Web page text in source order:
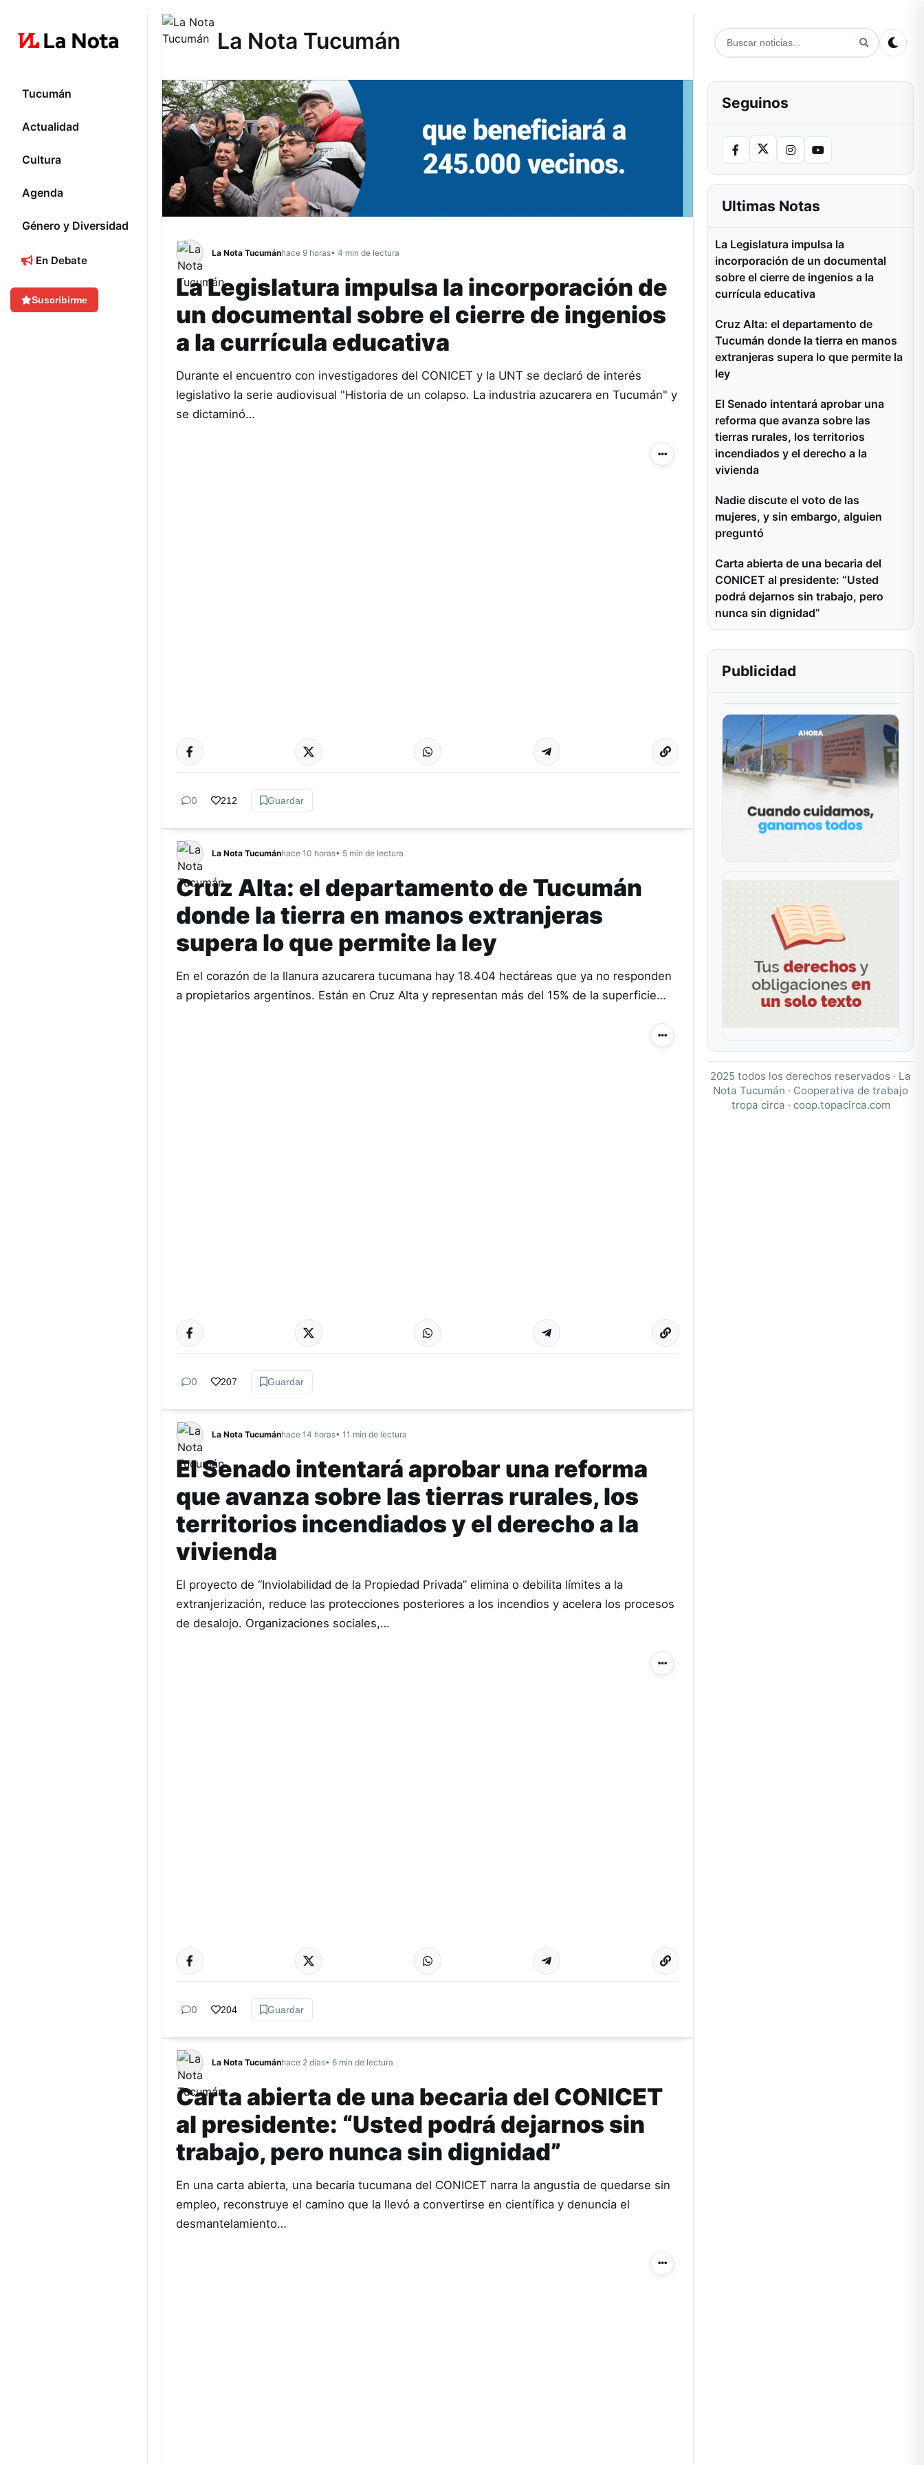
Tucumán
Actualidad
Cultura
Agenda
Género y Diversidad
En Debate
Suscribirme
La Nota Tucumán
La Nota Tucumánhace 9 horas• 4 min de lectura
La Legislatura impulsa la incorporación de
un documental sobre el cierre de ingenios
a la currícula educativa
Durante el encuentro con investigadores del CONICET y la UNT se declaró de interés
legislativo la serie audiovisual "Historia de un colapso. La industria azucarera en Tucumán" y
se dictaminó…
TUCUMÁN
Más acciones
0 212 Guardar
La Nota Tucumánhace 10 horas• 5 min de lectura
Cruz Alta: el departamento de Tucumán
donde la tierra en manos extranjeras
supera lo que permite la ley
En el corazón de la llanura azucarera tucumana hay 18.404 hectáreas que ya no responden
a propietarios argentinos. Están en Cruz Alta y representan más del 15% de la superficie…
TUCUMÁN
Más acciones
0 207 Guardar
La Nota Tucumánhace 14 horas• 11 min de lectura
El Senado intentará aprobar una reforma
que avanza sobre las tierras rurales, los
territorios incendiados y el derecho a la
vivienda
El proyecto de “Inviolabilidad de la Propiedad Privada” elimina o debilita límites a la
extranjerización, reduce las protecciones posteriores a los incendios y acelera los procesos
de desalojo. Organizaciones sociales,…
ACTUALIDAD
Más acciones
0 204 Guardar
La Nota Tucumánhace 2 días• 6 min de lectura
Carta abierta de una becaria del CONICET
al presidente: “Usted podrá dejarnos sin
trabajo, pero nunca sin dignidad”
En una carta abierta, una becaria tucumana del CONICET narra la angustia de quedarse sin
empleo, reconstruye el camino que la llevó a convertirse en científica y denuncia el
desmantelamiento…
Más acciones
Seguinos
Ultimas Notas
La Legislatura impulsa la
incorporación de un documental
sobre el cierre de ingenios a la
currícula educativa
Cruz Alta: el departamento de
Tucumán donde la tierra en manos
extranjeras supera lo que permite la
ley
El Senado intentará aprobar una
reforma que avanza sobre las
tierras rurales, los territorios
incendiados y el derecho a la
vivienda
Nadie discute el voto de las
mujeres, y sin embargo, alguien
preguntó
Carta abierta de una becaria del
CONICET al presidente: “Usted
podrá dejarnos sin trabajo, pero
nunca sin dignidad”
Publicidad
2025 todos los derechos reservados · La
Nota Tucumán · Cooperativa de trabajo
tropa circa · coop.topacirca.com